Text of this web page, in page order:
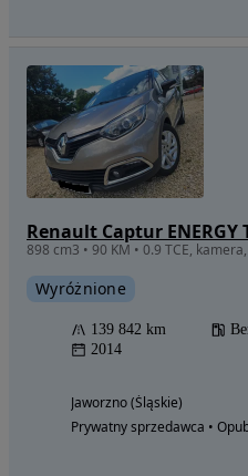
Wyróżnione
139 842 km
2014
Jaworzno (Śląskie)
Prywatny sprzedawca •